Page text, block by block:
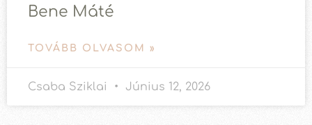
Bene Máté
TOVÁBB OLVASOM »
Csaba Sziklai Június 12, 2026